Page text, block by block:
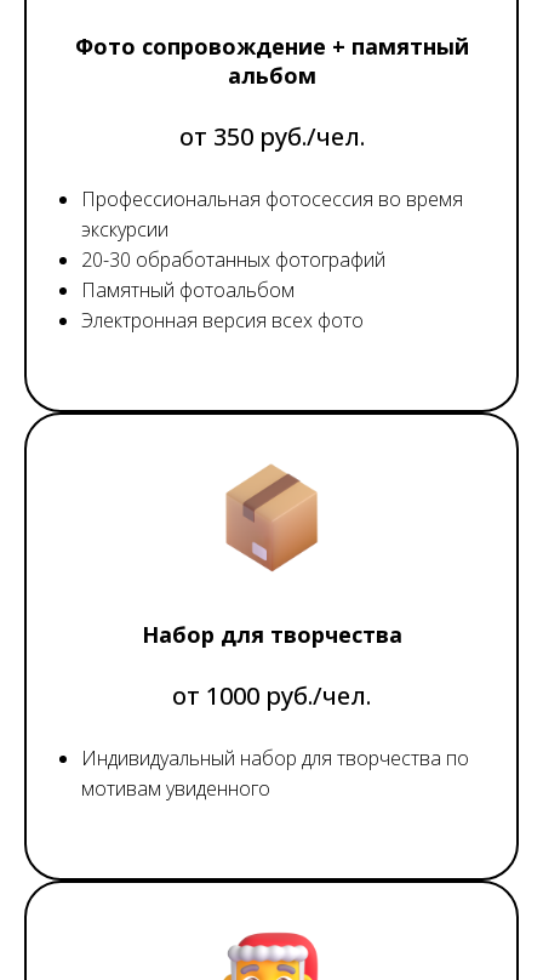
Фото сопровождение + памятный
альбом
от 350 руб./чел.
Профессиональная фотосессия во время
экскурсии
20-30 обработанных фотографий
Памятный фотоальбом
Электронная версия всех фото
Набор для творчества
от 1000 руб./чел.
Индивидуальный набор для творчества по
мотивам увиденного